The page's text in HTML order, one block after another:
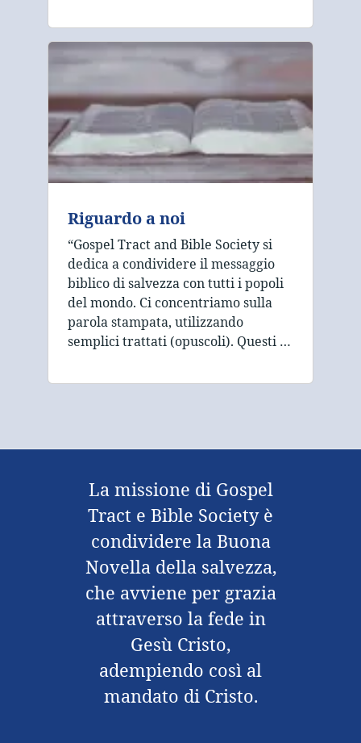
Riguardo a noi
“Gospel Tract and Bible Society si
dedica a condividere il messaggio
biblico di salvezza con tutti i popoli
del mondo. Ci concentriamo sulla
parola stampata, utilizzando
semplici trattati (opuscoli). Questi …
La missione di Gospel
Tract e Bible Society è
condividere la Buona
Novella della salvezza,
che avviene per grazia
attraverso la fede in
Gesù Cristo,
adempiendo così al
mandato di Cristo.